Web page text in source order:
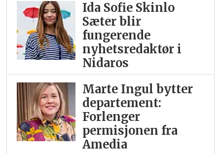
Ida Sofie Skinlo
Sæter blir
fungerende
nyhetsredaktør i
Nidaros
Marte Ingul bytter
departement:
Forlenger
permisjonen fra
Amedia